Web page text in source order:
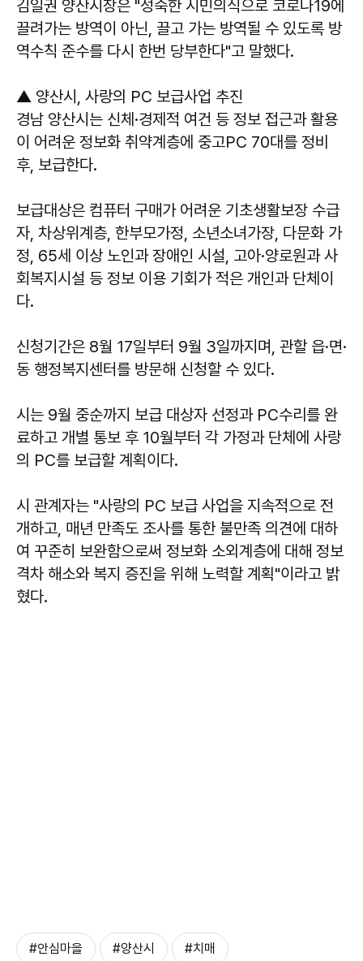
김일권 양산시장은 "성숙한 시민의식으로 코로나19에
끌려가는 방역이 아닌, 끌고 가는 방역될 수 있도록 방
역수칙 준수를 다시 한번 당부한다"고 말했다.
▲ 양산시, 사랑의 PC 보급사업 추진
경남 양산시는 신체·경제적 여건 등 정보 접근과 활용
이 어려운 정보화 취약계층에 중고PC 70대를 정비
후, 보급한다.
보급대상은 컴퓨터 구매가 어려운 기초생활보장 수급
자, 차상위계층, 한부모가정, 소년소녀가장, 다문화 가
정, 65세 이상 노인과 장애인 시설, 고아·양로원과 사
회복지시설 등 정보 이용 기회가 적은 개인과 단체이
다.
신청기간은 8월 17일부터 9월 3일까지며, 관할 읍·면·
동 행정복지센터를 방문해 신청할 수 있다.
시는 9월 중순까지 보급 대상자 선정과 PC수리를 완
료하고 개별 통보 후 10월부터 각 가정과 단체에 사랑
의 PC를 보급할 계획이다.
시 관계자는 "사랑의 PC 보급 사업을 지속적으로 전
개하고, 매년 만족도 조사를 통한 불만족 의견에 대하
여 꾸준히 보완함으로써 정보화 소외계층에 대해 정보
격차 해소와 복지 증진을 위해 노력할 계획"이라고 밝
혔다.
#안심마을 #양산시 #치매